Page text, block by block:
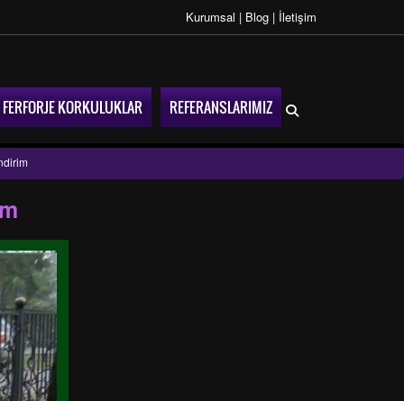
Kurumsal | Blog | İletişim
FERFORJE KORKULUKLAR REFERANSLARIMIZ